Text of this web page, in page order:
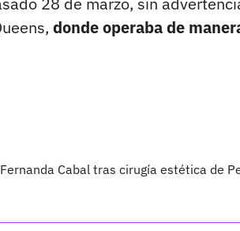
donde operaba de
Cabal tras cirugía estética de